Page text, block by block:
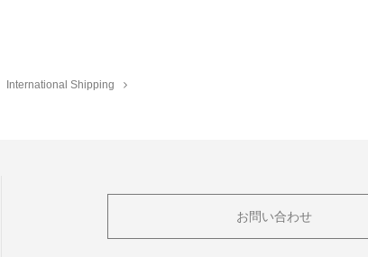
International Shipping
お問い合わせ